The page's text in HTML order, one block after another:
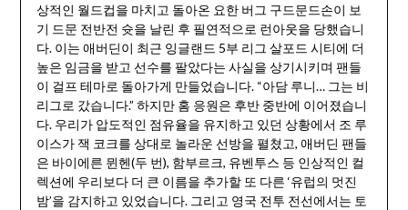
상적인 월드컵을 마치고 돌아온 요한 버그 구드문드손이 보
기 드문 전반전 슛을 날린 후 필연적으로 런아웃을 당했습니
다. 이는 애버딘이 최근 잉글랜드 5부 리그 살포드 시티에 더
높은 임금을 받고 선수를 팔았다는 사실을 상기시키며 팬들
이 걸프 테마로 돌아가게 만들었습니다. “아담 루니… 그는 비
리그로 갔습니다.” 하지만 홈 응원은 후반 중반에 이어졌습니
다. 우리가 압도적인 점유율을 유지하고 있던 상황에서 조 루
이스가 잭 코크를 상대로 놀라운 선방을 펼쳤고, 애버딘 팬들
은 바이에른 뮌헨(두 번), 함부르크, 유벤투스 등 인상적인 컬
렉션에 우리보다 더 큰 이름을 추가할 또 다른 ‘유럽의 멋진
밤’을 감지하고 있었습니다. 그리고 영국 전투 전선에서는 토